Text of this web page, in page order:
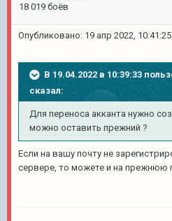
18 019 боёв
Опубликовано: 19 апр 2022, 10:41:25
В 19.04.2022 в 10:39:33
сказал:
Для переноса акканта нужно
можно оставить прежний ?
Если на вашу почту не
сервере, то можете и на прежнюю